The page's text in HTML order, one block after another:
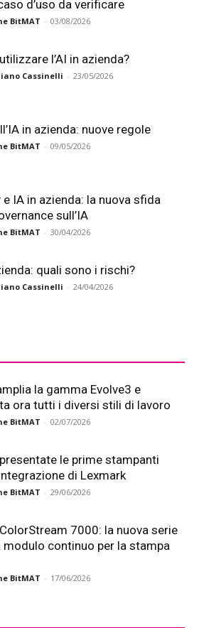
d’uso da verificare
BitMAT - 03/08/2026
l’AI in azienda?
Cassinelli - 23/05/2026
in azienda: nuove regole
BitMAT - 09/05/2026
e IA in azienda: la nuova sfida
sull’IA
BitMAT - 30/04/2026
quali sono i rischi?
Cassinelli - 24/04/2026
la gamma Evolve3 e
ora tutti i diversi stili di lavoro
BitMAT - 02/07/2026
le prime stampanti
di Lexmark
BitMAT - 29/06/2026
7000: la nuova serie
modulo continuo per la stampa
BitMAT - 17/06/2026